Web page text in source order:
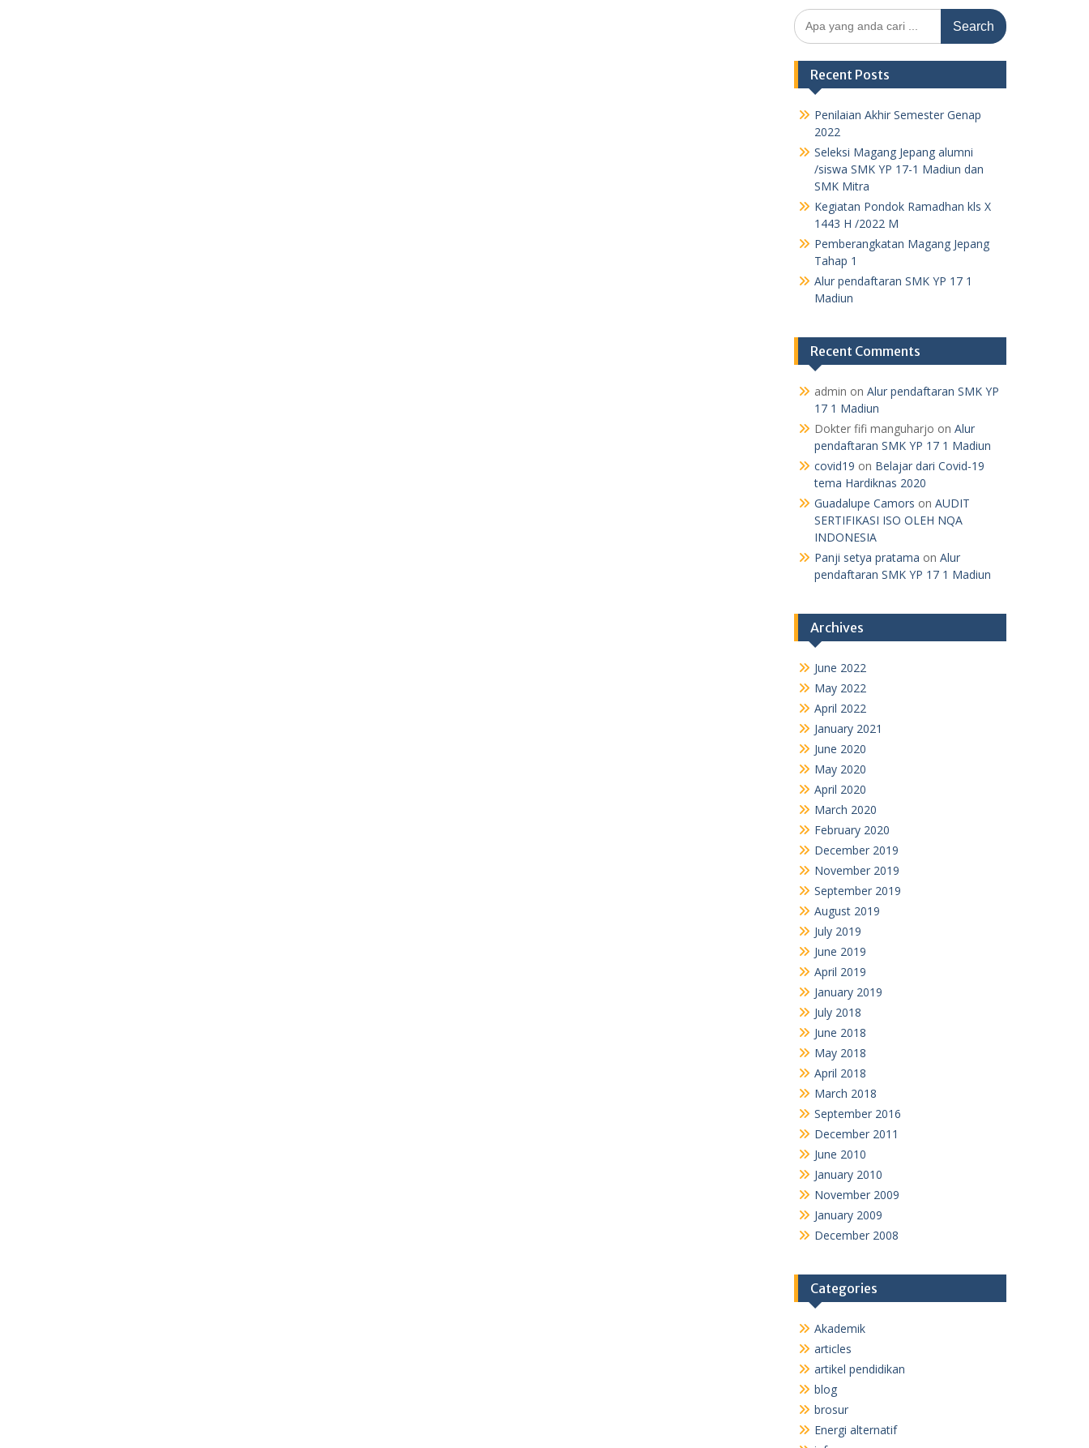
Search
for:
Recent Posts
Penilaian Akhir Semester Genap
2022
Seleksi Magang Jepang alumni
/siswa SMK YP 17-1 Madiun dan
SMK Mitra
Kegiatan Pondok Ramadhan kls X
1443 H /2022 M
Pemberangkatan Magang Jepang
Tahap 1
Alur pendaftaran SMK YP 17 1
Madiun
Recent Comments
admin
Alur pendaftaran SMK YP
17 1 Madiun
Dokter fifi manguharjo
Alur
pendaftaran SMK YP 17 1 Madiun
covid19
Belajar dari Covid-19
tema Hardiknas 2020
Guadalupe Camors
SERTIFIKASI ISO OLEH NQA
INDONESIA
Alur
pendaftaran SMK YP 17 1 Madiun
Archives
April 2022
January 2021
June 2020
April 2020
March 2020
February 2020
December 2019
November 2019
September 2019
August 2019
July 2019
June 2019
April 2019
January 2019
July 2018
June 2018
April 2018
March 2018
September 2016
December 2011
November 2009
December 2008
Categories
Akademik
articles
artikel pendidikan
blog
brosur
Energi alternatif
info